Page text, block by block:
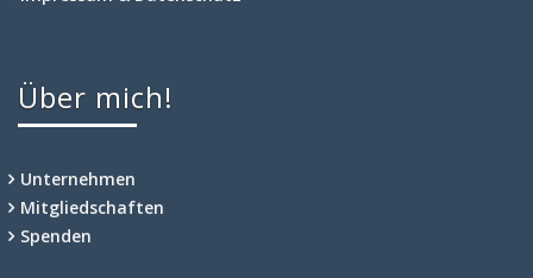
Über mich!
Unternehmen
Mitgliedschaften
Spenden